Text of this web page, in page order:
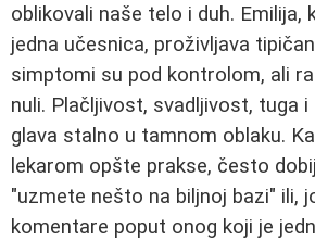
oblikovali naše telo i duh. Emilija,
jedna učesnica, proživljava
simptomi su pod kontrolom, ali
nuli. Plačljivost, svadljivost, tuga
glava stalno u tamnom oblaku.
lekarom opšte prakse, često
"uzmete nešto na biljnoj bazi" ili,
komentare poput onog koji je